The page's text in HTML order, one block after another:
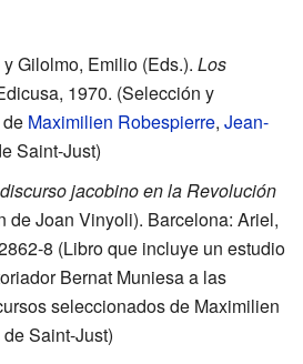
Gilolmo, Emilio (Eds.). Los
1970. (Selección y
Maximilien Robespierre, Jean-
Saint-Just)
jacobino en la Revolución
de Joan Vinyoli). Barcelona: Ariel,
8 (Libro que incluye un estudio
Bernat Muniesa a las
seleccionados de Maximilien
Saint-Just)